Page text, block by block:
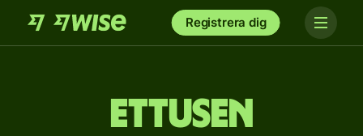
Registrera dig
et­tusen